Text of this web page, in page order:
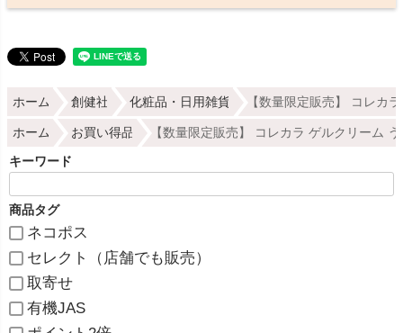
ホーム 創健社 化粧品・日用雑貨 【数量限定販売】 コレカ
ホーム お買い得品 【数量限定販売】 コレカラ ゲルクリーム
キーワード
商品タグ
ネコポス
セレクト（店舗でも販売）
取寄せ
有機JAS